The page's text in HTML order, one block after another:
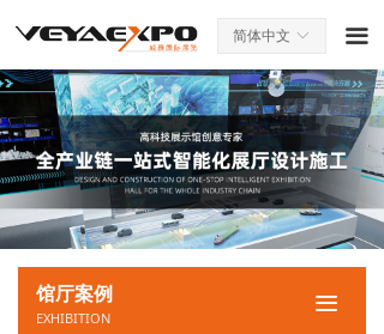
ꀅ
简体中文 끀
끀
馆厅案例
EXHIBITION